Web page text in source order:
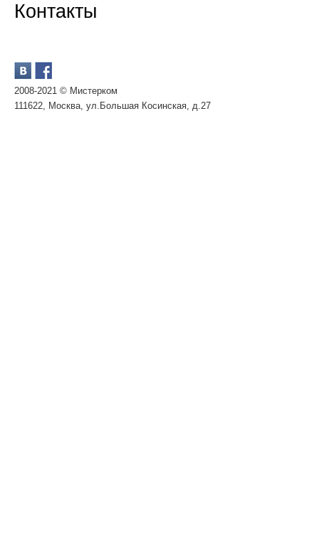
Контакты
2008-2021 © Мистерком
111622, Москва, ул.Большая Косинская, д.27